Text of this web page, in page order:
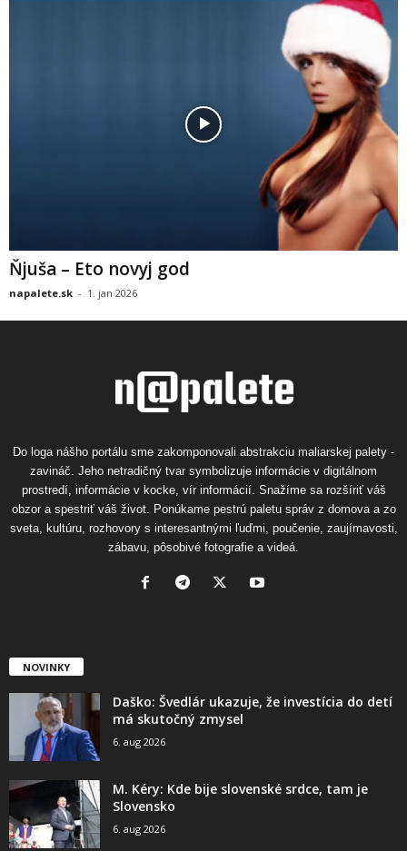
Ňjuša – Eto novyj god
napalete.sk - 1. jan 2026
Do loga nášho portálu sme zakomponovali abstrakciu maliarskej palety -
zavináč. Jeho netradičný tvar symbolizuje informácie v digitálnom
prostredí, informácie v kocke, vír informácií. Snažíme sa rozšíriť váš
obzor a spestriť váš život. Ponúkame pestrú paletu správ z domova a zo
sveta, kultúru, rozhovory s interesantnými ľuďmi, poučenie, zaujímavosti,
zábavu, pôsobivé fotografie a videá.
NOVINKY
Daško: Švedlár ukazuje, že investícia do detí
má skutočný zmysel
6. aug 2026
M. Kéry: Kde bije slovenské srdce, tam je
Slovensko
6. aug 2026